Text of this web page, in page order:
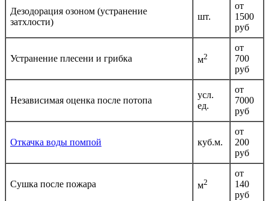
Дезодорация озоном (устранение
затхлости)
шт.
от
1500
руб
Устранение плесени и грибка м2
от
700
руб
Независимая оценка после потопа
усл.
ед.
от
7000
руб
Откачка воды помпой куб.м.
от
200
руб
Сушка после пожара м2
от
140
руб